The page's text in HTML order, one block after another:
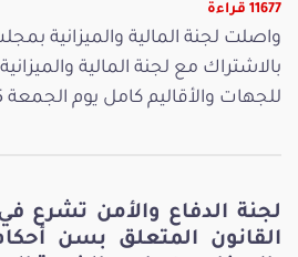
11677 قراءة
واصلت لجنة المالية والميزانية
بالاشتراك مع لجنة المالية
للجهات والأقاليم كامل يوم الجمعة 15 نوفمبر 2024 م...
لجنة الدفاع والأمن تشرع
القانون المتعلق بسن